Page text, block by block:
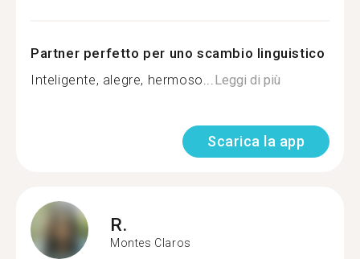
Partner perfetto per uno scambio linguistico
Inteligente, alegre, hermoso...Leggi di più
Scarica la app
R.
Montes Claros